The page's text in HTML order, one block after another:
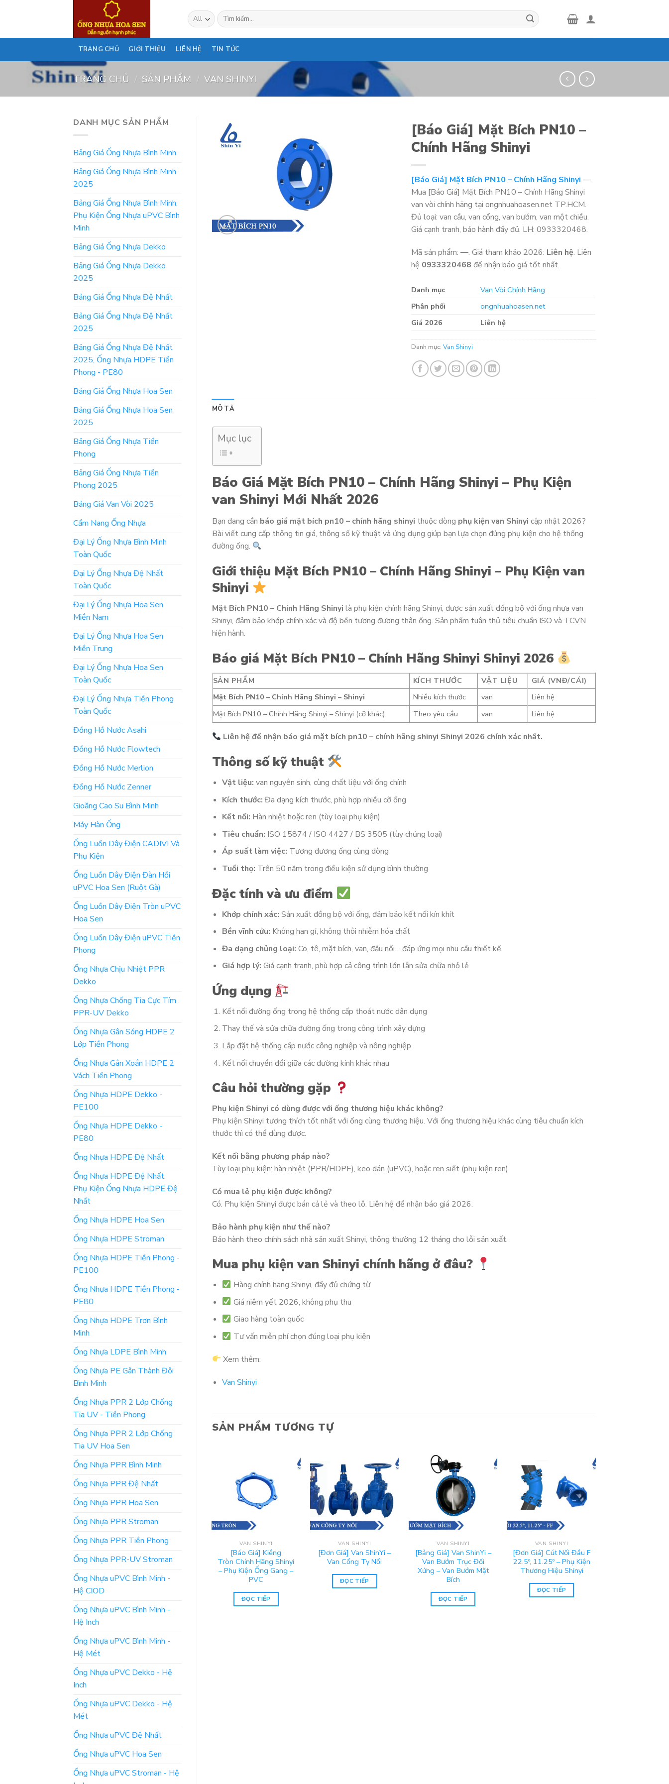
Tìm
kiếm:
TRANG CHỦ GIỚI THIỆU LIÊN HỆ TIN TỨC
TRANG CHỦ / SẢN PHẨM / VAN SHINYI
DANH MỤC SẢN PHẨM
Bảng Giá Ống Nhựa Bình Minh
Bảng Giá Ống Nhựa Bình Minh
2025
Bảng Giá Ống Nhựa Bình Minh,
Phụ Kiện Ống Nhựa uPVC Bình
Minh
Bảng Giá Ống Nhựa Dekko
Bảng Giá Ống Nhựa Dekko
2025
Bảng Giá Ống Nhựa Đệ Nhất
Bảng Giá Ống Nhựa Đệ Nhất
2025
Bảng Giá Ống Nhựa Đệ Nhất
2025, Ống Nhựa HDPE Tiền
Phong - PE80
Bảng Giá Ống Nhựa Hoa Sen
Bảng Giá Ống Nhựa Hoa Sen
2025
Bảng Giá Ống Nhựa Tiền
Phong
Bảng Giá Ống Nhựa Tiền
Phong 2025
Bảng Giá Van Vòi 2025
Cẩm Nang Ống Nhựa
Đại Lý Ống Nhựa Bình Minh
Toàn Quốc
Đại Lý Ống Nhựa Đệ Nhất
Toàn Quốc
Đại Lý Ống Nhựa Hoa Sen
Miền Nam
Đại Lý Ống Nhựa Hoa Sen
Miền Trung
Đại Lý Ống Nhựa Hoa Sen
Toàn Quốc
Đại Lý Ống Nhựa Tiền Phong
Toàn Quốc
Đồng Hồ Nước Asahi
Đồng Hồ Nước Flowtech
Đồng Hồ Nước Merlion
Đồng Hồ Nước Zenner
Gioăng Cao Su Bình Minh
Máy Hàn Ống
Ống Luồn Dây Điện CADIVI Và
Phụ Kiện
Ống Luồn Dây Điện Đàn Hồi
uPVC Hoa Sen (Ruột Gà)
Ống Luồn Dây Điện Tròn uPVC
Hoa Sen
Ống Luồn Dây Điện uPVC Tiền
Phong
Ống Nhựa Chịu Nhiệt PPR
Dekko
Ống Nhựa Chống Tia Cực Tím
PPR-UV Dekko
Ống Nhựa Gân Sóng HDPE 2
Lớp Tiền Phong
Ống Nhựa Gân Xoắn HDPE 2
Vách Tiền Phong
Ống Nhựa HDPE Dekko -
PE100
Ống Nhựa HDPE Dekko -
PE80
Ống Nhựa HDPE Đệ Nhất
Ống Nhựa HDPE Đệ Nhất,
Phụ Kiện Ống Nhựa HDPE Đệ
Nhất
Ống Nhựa HDPE Hoa Sen
Ống Nhựa HDPE Stroman
Ống Nhựa HDPE Tiền Phong -
PE100
Ống Nhựa HDPE Tiền Phong -
PE80
Ống Nhựa HDPE Trơn Bình
Minh
Ống Nhựa LDPE Bình Minh
Ống Nhựa PE Gân Thành Đôi
Bình Minh
Ống Nhựa PPR 2 Lớp Chống
Tia UV - Tiền Phong
Ống Nhựa PPR 2 Lớp Chống
Tia UV Hoa Sen
Ống Nhựa PPR Bình Minh
Ống Nhựa PPR Đệ Nhất
Ống Nhựa PPR Hoa Sen
Ống Nhựa PPR Stroman
Ống Nhựa PPR Tiền Phong
Ống Nhựa PPR-UV Stroman
Ống Nhựa uPVC Bình Minh -
Hệ CIOD
Ống Nhựa uPVC Bình Minh -
Hệ Inch
Ống Nhựa uPVC Bình Minh -
Hệ Mét
Ống Nhựa uPVC Dekko - Hệ
Inch
Ống Nhựa uPVC Dekko - Hệ
Mét
Ống Nhựa uPVC Đệ Nhất
Ống Nhựa uPVC Hoa Sen
Ống Nhựa uPVC Stroman - Hệ
[Báo Giá] Mặt Bích PN10 –
Chính Hãng Shinyi
[Báo Giá] Mặt Bích PN10 – Chính Hãng Shinyi —
Mua [Báo Giá] Mặt Bích PN10 – Chính Hãng Shinyi
van vòi chính hãng tại ongnhuahoasen.net TP.HCM.
Đủ loại: van cầu, van cổng, van bướm, van một chiều.
Giá cạnh tranh, bảo hành đầy đủ. LH: 0933320468.
Mã sản phẩm:—. Giá tham khảo 2026: Liên hệ. Liên
hệ 0933320468 để nhận báo giá tốt nhất.
Danh mục
Van Vòi Chính Hãng
Phân phối
ongnhuahoasen.net
Giá 2026
Liên hệ
Danh mục:Van Shinyi
MÔ TẢ
Mục lục
Báo Giá Mặt Bích PN10 – Chính Hãng Shinyi – Phụ Kiện
van Shinyi Mới Nhất 2026
Bạn đang cần báo giá mặt bích pn10 – chính hãng shinyi thuộc dòng phụ kiện van Shinyi cập nhật 2026?
Bài viết cung cấp thông tin giá, thông số kỹ thuật và ứng dụng giúp bạn lựa chọn đúng phụ kiện cho hệ thống
đường ống.
Giới thiệu Mặt Bích PN10 – Chính Hãng Shinyi – Phụ Kiện van
Shinyi
Mặt Bích PN10 – Chính Hãng Shinyi là phụ kiện chính hãng Shinyi, được sản xuất đồng bộ với ống nhựa van
Shinyi, đảm bảo khớp chính xác và độ bền tương đương thân ống. Sản phẩm tuân thủ tiêu chuẩn ISO và TCVN
hiện hành.
Báo giá Mặt Bích PN10 – Chính Hãng Shinyi Shinyi 2026
SẢN PHẨM KÍCH THƯỚC VẬT LIỆU
GIÁ (VNĐ/CÁI)
Mặt Bích PN10 – Chính Hãng Shinyi – Shinyi
Nhiều kích thước van
Liên hệ
Mặt Bích PN10 – Chính Hãng Shinyi – Shinyi (cỡ khác)
Theo yêu cầu van Liên hệ
Liên hệ để nhận báo giá mặt bích pn10 – chính hãng shinyi Shinyi 2026 chính xác nhất.
Thông số kỹ thuật
Vật liệu: van nguyên sinh, cùng chất liệu với ống chính
Kích thước: Đa dạng kích thước, phù hợp nhiều cỡ ống
Kết nối: Hàn nhiệt hoặc ren (tùy loại phụ kiện)
Tiêu chuẩn: ISO 15874 / ISO 4427 / BS 3505 (tùy chủng loại)
Áp suất làm việc: Tương đương ống cùng dòng
Tuổi thọ: Trên 50 năm trong điều kiện sử dụng bình thường
Đặc tính và ưu điểm
Khớp chính xác: Sản xuất đồng bộ với ống, đảm bảo kết nối kín khít
Bền vĩnh cửu: Không han gỉ, không thôi nhiễm hóa chất
Đa dạng chủng loại: Co, tê, mặt bích, van, đầu nối… đáp ứng mọi nhu cầu thiết kế
Giá hợp lý: Giá cạnh tranh, phù hợp cả công trình lớn lẫn sửa chữa nhỏ lẻ
Ứng dụng
Kết nối đường ống trong hệ thống cấp thoát nước dân dụng
Thay thế và sửa chữa đường ống trong công trình xây dựng
Lắp đặt hệ thống cấp nước công nghiệp và nông nghiệp
Kết nối chuyển đổi giữa các đường kính khác nhau
Câu hỏi thường gặp
Phụ kiện Shinyi có dùng được với ống thương hiệu khác không?
Phụ kiện Shinyi tương thích tốt nhất với ống cùng thương hiệu. Với ống thương hiệu khác cùng tiêu chuẩn kích
thước thì có thể dùng được.
Kết nối bằng phương pháp nào?
Tùy loại phụ kiện: hàn nhiệt (PPR/HDPE), keo dán (uPVC), hoặc ren siết (phụ kiện ren).
Có mua lẻ phụ kiện được không?
Có. Phụ kiện Shinyi được bán cả lẻ và theo lô. Liên hệ để nhận báo giá 2026.
Bảo hành phụ kiện như thế nào?
Bảo hành theo chính sách nhà sản xuất Shinyi, thông thường 12 tháng cho lỗi sản xuất.
Mua phụ kiện van Shinyi chính hãng ở đâu?
Hàng chính hãng Shinyi, đầy đủ chứng từ
Giá niêm yết 2026, không phụ thu
Giao hàng toàn quốc
Tư vấn miễn phí chọn đúng loại phụ kiện
Xem thêm:
Van Shinyi
SẢN PHẨM TƯƠNG TỰ
VAN SHINYI
[Báo Giá] Kiềng
Tròn Chính Hãng Shinyi
– Phụ Kiện Ống Gang –
PVC
ĐỌC TIẾP
VAN SHINYI
[Đơn Giá] Van ShinYi –
Van Cổng Ty Nổi
ĐỌC TIẾP
VAN SHINYI
[Bảng Giá] Van ShinYi –
Van Bướm Trục Đối
Xứng – Van Bướm Mặt
Bích
ĐỌC TIẾP
VAN SHINYI
[Đơn Giá] Cút Nối Đầu F
22.5º, 11.25º – Phụ Kiện
Thương Hiệu Shinyi
ĐỌC TIẾP
VAN SHINYI
[Cập Nhật Giá] Bulong,
Đai Ốc – Phụ Kiện
Ngành Nước Shinyi
ĐỌC TIẾP
VAN SHINYI
Ngành Nước – Bù
Shinyi